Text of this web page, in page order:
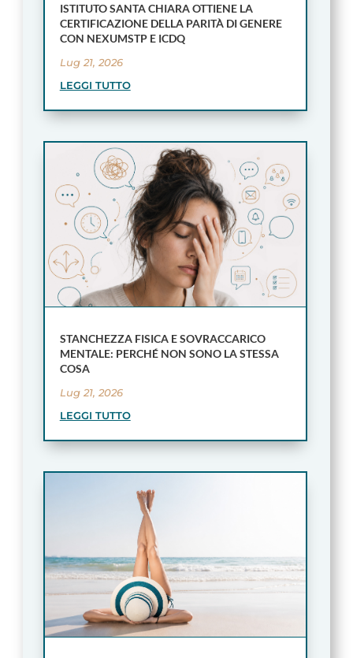
ISTITUTO SANTA CHIARA OTTIENE LA
CERTIFICAZIONE DELLA PARITÀ DI GENERE
CON NEXUMSTP E ICDQ
Lug 21, 2026
LEGGI TUTTO
STANCHEZZA FISICA E SOVRACCARICO
MENTALE: PERCHÉ NON SONO LA STESSA
COSA
Lug 21, 2026
LEGGI TUTTO